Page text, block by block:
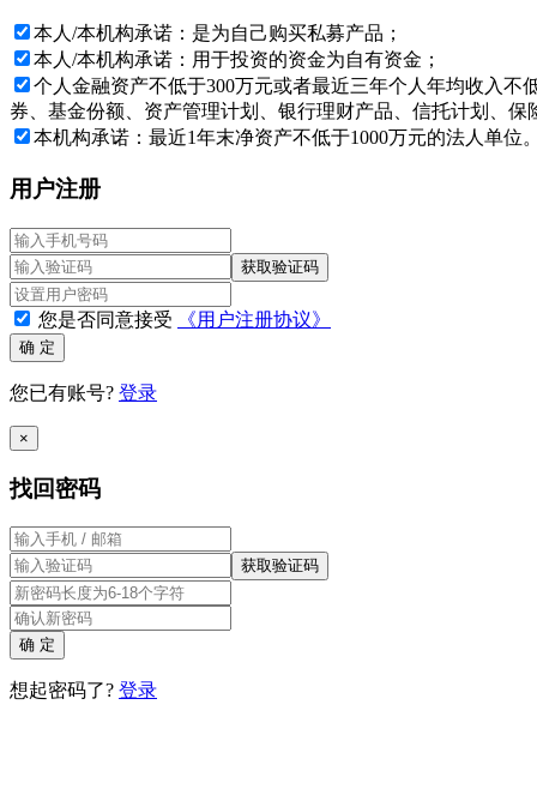
本人/本机构承诺：是为自己购买私募产品；
本人/本机构承诺：用于投资的资金为自有资金；
个人金融资产不低于300万元或者最近三年个人年均收入
券、基金份额、资产管理计划、银行理财产品、信托计划、保
本机构承诺：最近1年末净资产不低于1000万元的法人单位
用户注册
获取验证码
您是否同意接受 《用户注册协议》
确 定
您已有账号? 登录
×
找回密码
获取验证码
确 定
想起密码了? 登录